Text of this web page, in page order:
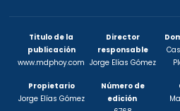
Titulo de la
publicación
www.mdphoy.com
Propietario
Jorge Elías Gómez
Director
responsable
Jorge Elías Gómez
Número de
edición